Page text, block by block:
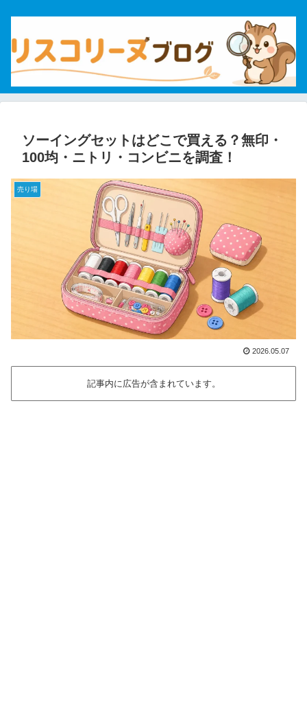
ソーイングセットはどこで買える？無印・
100均・ニトリ・コンビニを調査！
売り場
2026.05.07
記事内に広告が含まれています。